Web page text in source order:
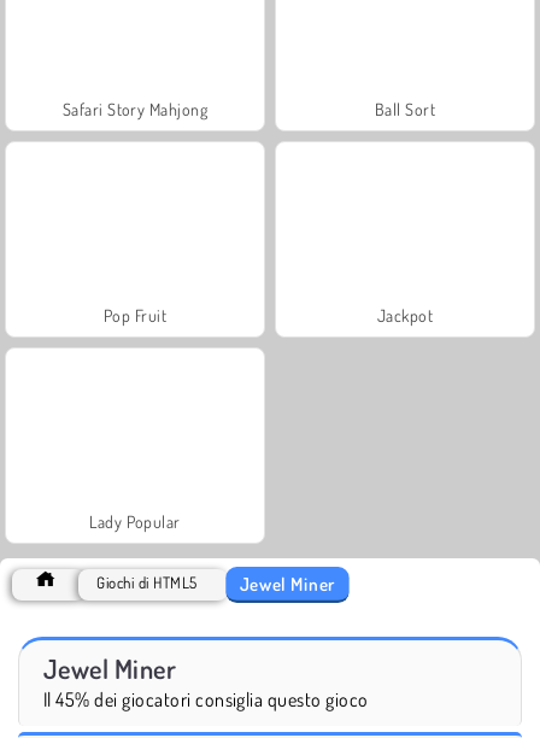
Safari Story Mahjong Ball Sort
Pop Fruit Jackpot
Lady Popular
Giochi di HTML5 Jewel Miner
Jewel Miner
Il 45% dei giocatori consiglia questo gioco